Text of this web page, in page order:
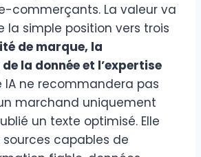
commerçants. La valeur va
la simple position vers trois
de marque, la
la donnée et l’expertise
IA ne recommandera pas
marchand uniquement
un texte optimisé. Elle
sources capables de